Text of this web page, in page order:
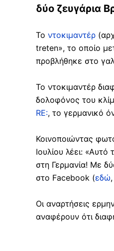
δύο ζευγάρια
Το ντοκιμαντέρ
treten», το οποίο
προβλήθηκε στο
Το ντοκιμαντέρ
δολοφόνος του
RE:, το γερμανικό
Κοινοποιώντας
Ιουλίου λέει:
στη Γερμανία! Με
στο Facebook (εδώ,
Οι αναρτήσεις
αναφέρουν ότι